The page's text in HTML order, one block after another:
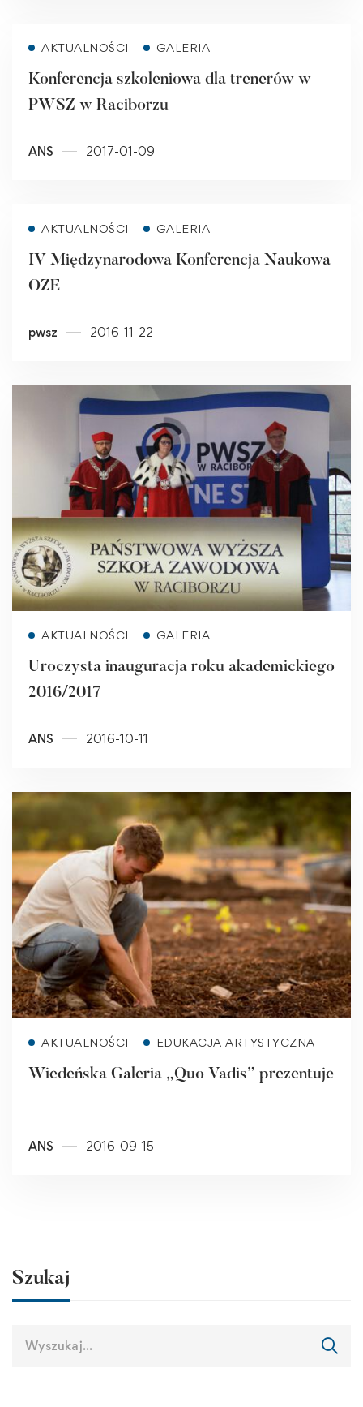
AKTUALNOŚCI GALERIA
Konferencja szkoleniowa dla trenerów w
PWSZ w Raciborzu
ANS 2017-01-09
AKTUALNOŚCI GALERIA
IV Międzynarodowa Konferencja Naukowa
OZE
pwsz 2016-11-22
AKTUALNOŚCI GALERIA
Uroczysta inauguracja roku akademickiego
2016/2017
ANS 2016-10-11
AKTUALNOŚCI EDUKACJA ARTYSTYCZNA
Wiedeńska Galeria „Quo Vadis” prezentuje
ANS 2016-09-15
Szukaj